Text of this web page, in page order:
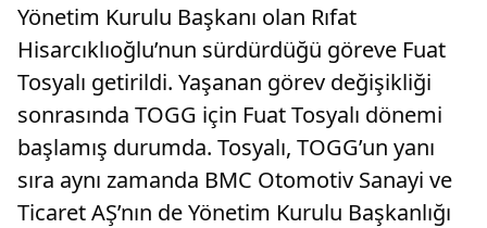
Yönetim Kurulu Başkanı olan Rıfat
Hisarcıklıoğlu’nun sürdürdüğü göreve Fuat
Tosyalı getirildi. Yaşanan görev değişikliği
sonrasında TOGG için Fuat Tosyalı dönemi
başlamış durumda. Tosyalı, TOGG’un yanı
sıra aynı zamanda BMC Otomotiv Sanayi ve
Ticaret AŞ’nın de Yönetim Kurulu Başkanlığı